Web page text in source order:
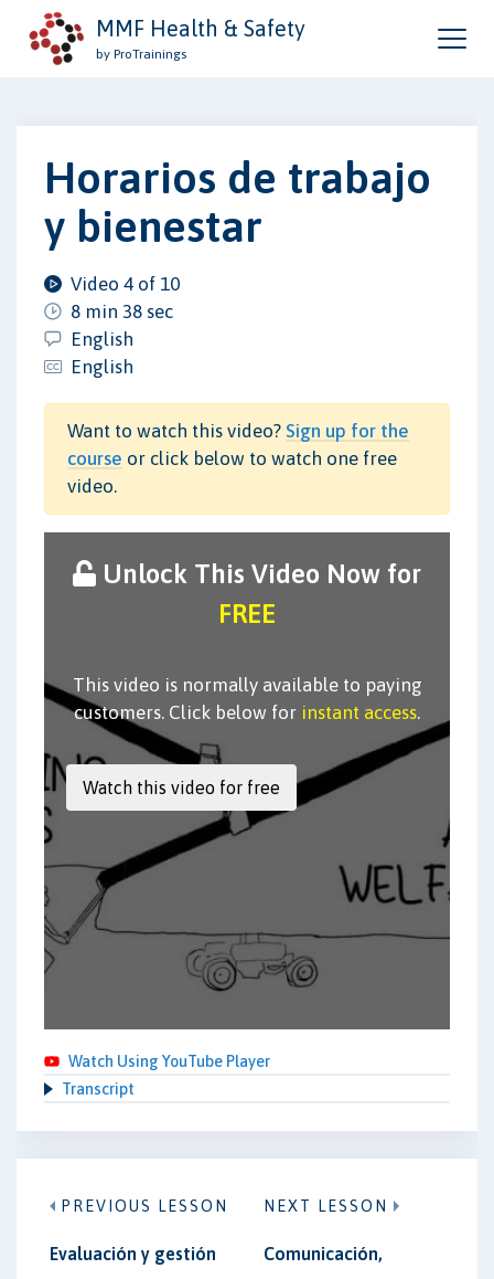
MMF Health & Safety
by ProTrainings
Horarios de trabajo
y bienestar
Video 4 of 10
8 min 38 sec
English
English
Want to watch this video? Sign up for the
course or click below to watch one free
video.
Unlock This Video Now for
FREE
This video is normally available to paying
customers. Click below for instant access.
Watch Using YouTube Player
Transcript
PREVIOUS LESSON
Evaluación y gestión
NEXT LESSON
Comunicación,